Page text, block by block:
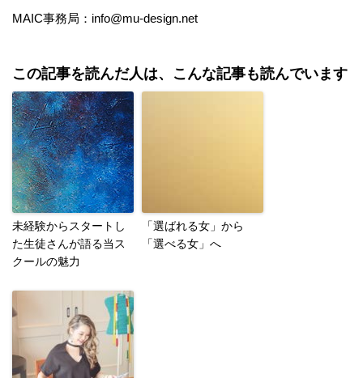
MAIC事務局：info@mu-design.net
この記事を読んだ人は、こんな記事も読んでいます
未経験からスタートし
た生徒さんが語る当ス
クールの魅力
「選ばれる女」から
「選べる女」へ